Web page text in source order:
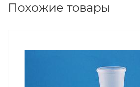
Похожие товары